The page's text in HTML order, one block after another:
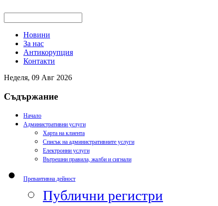
Новини
За нас
Антикорупция
Контакти
Неделя, 09 Авг 2026
Съдържание
Начало
Административни услуги
Харта на клиента
Списък на административните услуги
Електронни услуги
Вътрешни правила, жалби и сигнали
Превантивна дейност
Публични регистри